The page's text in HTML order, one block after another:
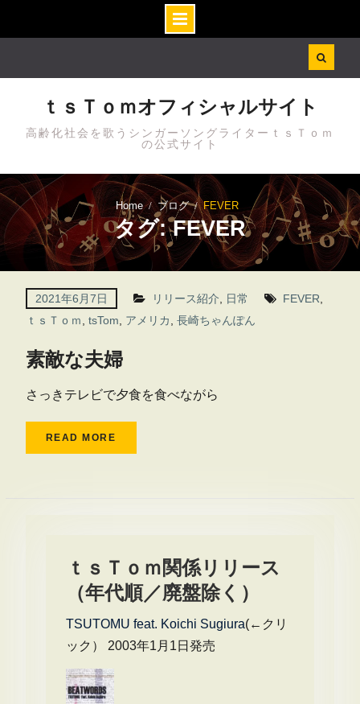
ｔｓＴｏｍオフィシャルサイト
高齢化社会を歌うシンガーソングライターｔｓＴｏｍ
の公式サイト
Home ブログ FEVER
タグ: FEVER
2021年6月7日 リリース紹介 日常 FEVER
ｔｓＴｏｍ
tsTom アメリカ 長崎ちゃんぽん
素敵な夫婦
さっきテレビで夕食を食べながら
READ MORE
ｔｓＴｏｍ関係リリース
（年代順／廃盤除く）
TSUTOMU feat. Koichi Sugiura(←クリ
ック） 2003年1月1日発売